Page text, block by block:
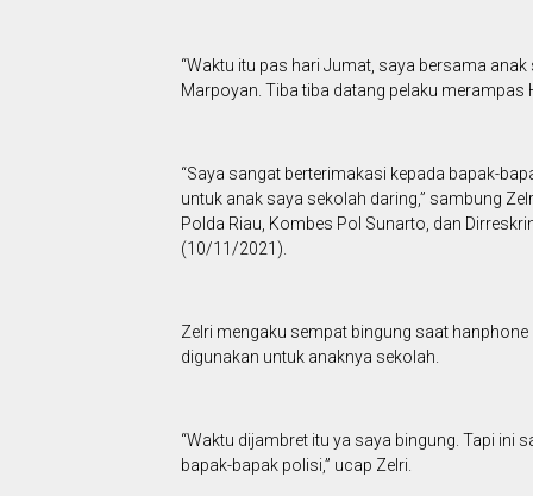
“Waktu itu pas hari Jumat, saya bersama
Marpoyan. Tiba tiba datang pelaku merampas
“Saya sangat berterimakasi kepada bapak-
untuk anak saya sekolah daring,” sambung
Polda Riau, Kombes Pol Sunarto, dan
(10/11/2021).
Zelri mengaku sempat bingung saat
digunakan untuk anaknya sekolah.
“Waktu dijambret itu ya saya bingung. Tapi ini
bapak-bapak polisi,” ucap Zelri.